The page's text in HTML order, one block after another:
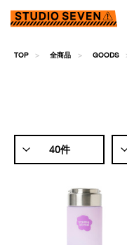
TOP 全商品 GOODS
40件